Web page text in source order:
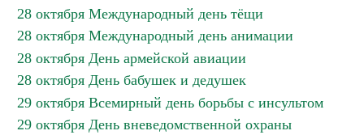
28 октября Международный день тёщи
28 октября Международный день анимации
28 октября День армейской авиации
28 октября День бабушек и дедушек
29 октября Всемирный день борьбы с инсультом
29 октября День вневедомственной охраны